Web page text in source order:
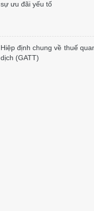
sự ưu đãi yếu tố
Hiệp định chung về thuế
dịch (GATT)